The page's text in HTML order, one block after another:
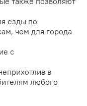
езды по
чем для города
с
в
любого